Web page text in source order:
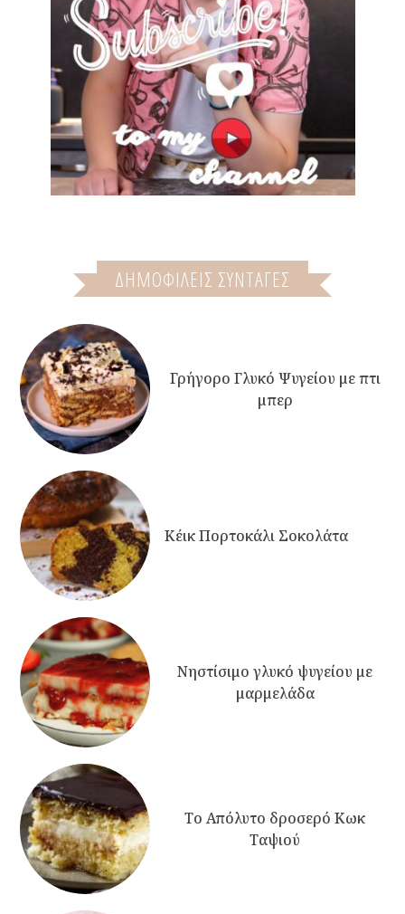
ΔΗΜΟΦΙΛΕΙΣ ΣΥΝΤΑΓΕΣ
Γρήγορο Γλυκό Ψυγείου με πτι
μπερ
Κέικ Πορτοκάλι Σοκολάτα
Νηστίσιμο γλυκό ψυγείου με
μαρμελάδα
Το Απόλυτο δροσερό Κωκ
Ταψιού